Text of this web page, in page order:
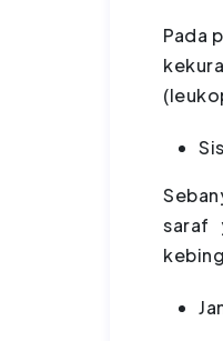
Pada
saraf